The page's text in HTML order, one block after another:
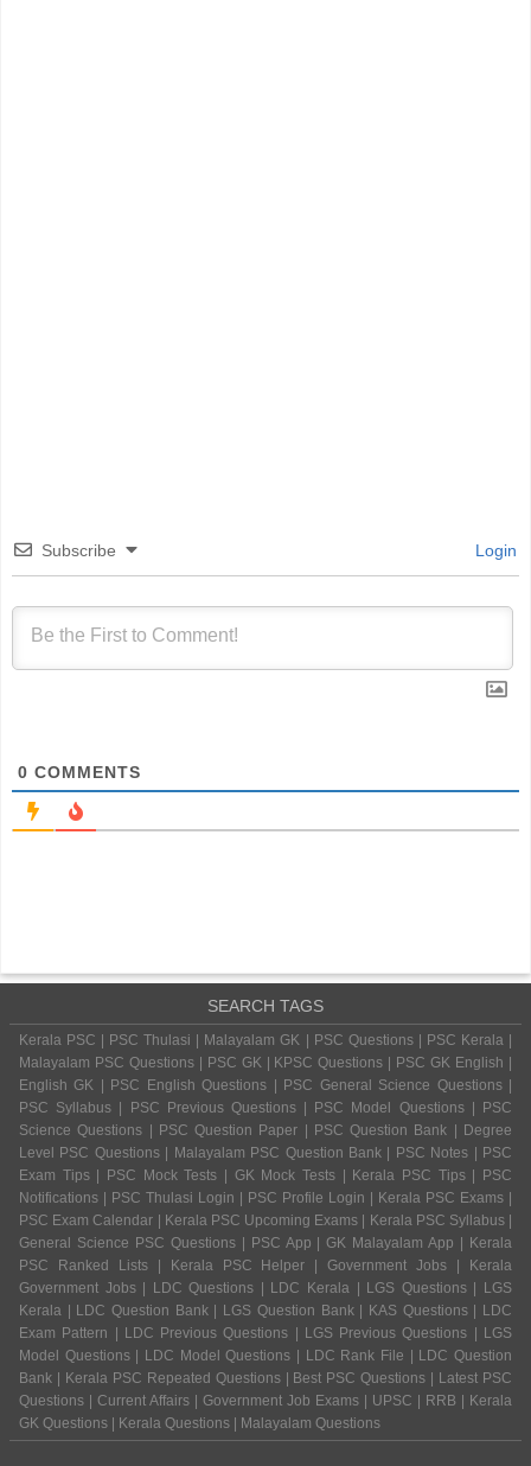
Subscribe Login
0 COMMENTS
SEARCH TAGS
Kerala PSC | PSC Thulasi | Malayalam GK | PSC Questions | PSC Kerala |
Malayalam PSC Questions | PSC GK | KPSC Questions | PSC GK English |
English GK | PSC English Questions | PSC General Science Questions |
PSC Syllabus | PSC Previous Questions | PSC Model Questions | PSC
Science Questions | PSC Question Paper | PSC Question Bank | Degree
Level PSC Questions | Malayalam PSC Question Bank | PSC Notes | PSC
Exam Tips | PSC Mock Tests | GK Mock Tests | Kerala PSC Tips | PSC
Notifications | PSC Thulasi Login | PSC Profile Login | Kerala PSC Exams |
PSC Exam Calendar | Kerala PSC Upcoming Exams | Kerala PSC Syllabus |
General Science PSC Questions | PSC App | GK Malayalam App | Kerala
PSC Ranked Lists | Kerala PSC Helper | Government Jobs | Kerala
Government Jobs | LDC Questions | LDC Kerala | LGS Questions | LGS
Kerala | LDC Question Bank | LGS Question Bank | KAS Questions | LDC
Exam Pattern | LDC Previous Questions | LGS Previous Questions | LGS
Model Questions | LDC Model Questions | LDC Rank File | LDC Question
Bank | Kerala PSC Repeated Questions | Best PSC Questions | Latest PSC
Questions | Current Affairs | Government Job Exams | UPSC | RRB | Kerala
GK Questions | Kerala Questions | Malayalam Questions